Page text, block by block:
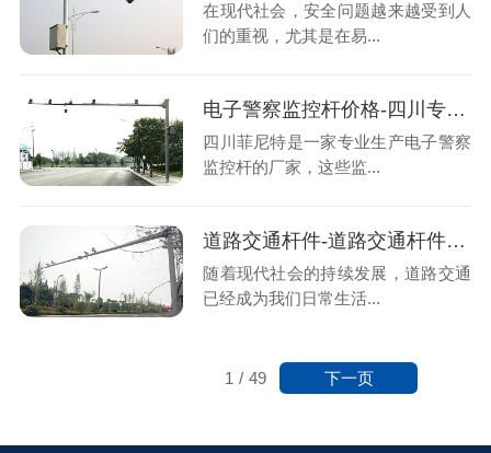
在现代社会，安全问题越来越受到人
们的重视，尤其是在易...
电子警察监控杆价格-四川专业监控杆厂家-菲尼特
四川菲尼特是一家专业生产电子警察
监控杆的厂家，这些监...
道路交通杆件-道路交通杆件厂家价格-四川菲尼特
随着现代社会的持续发展，道路交通
已经成为我们日常生活...
1 / 49 下一页